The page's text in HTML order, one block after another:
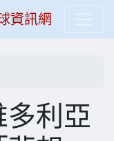
資訊網
利亞